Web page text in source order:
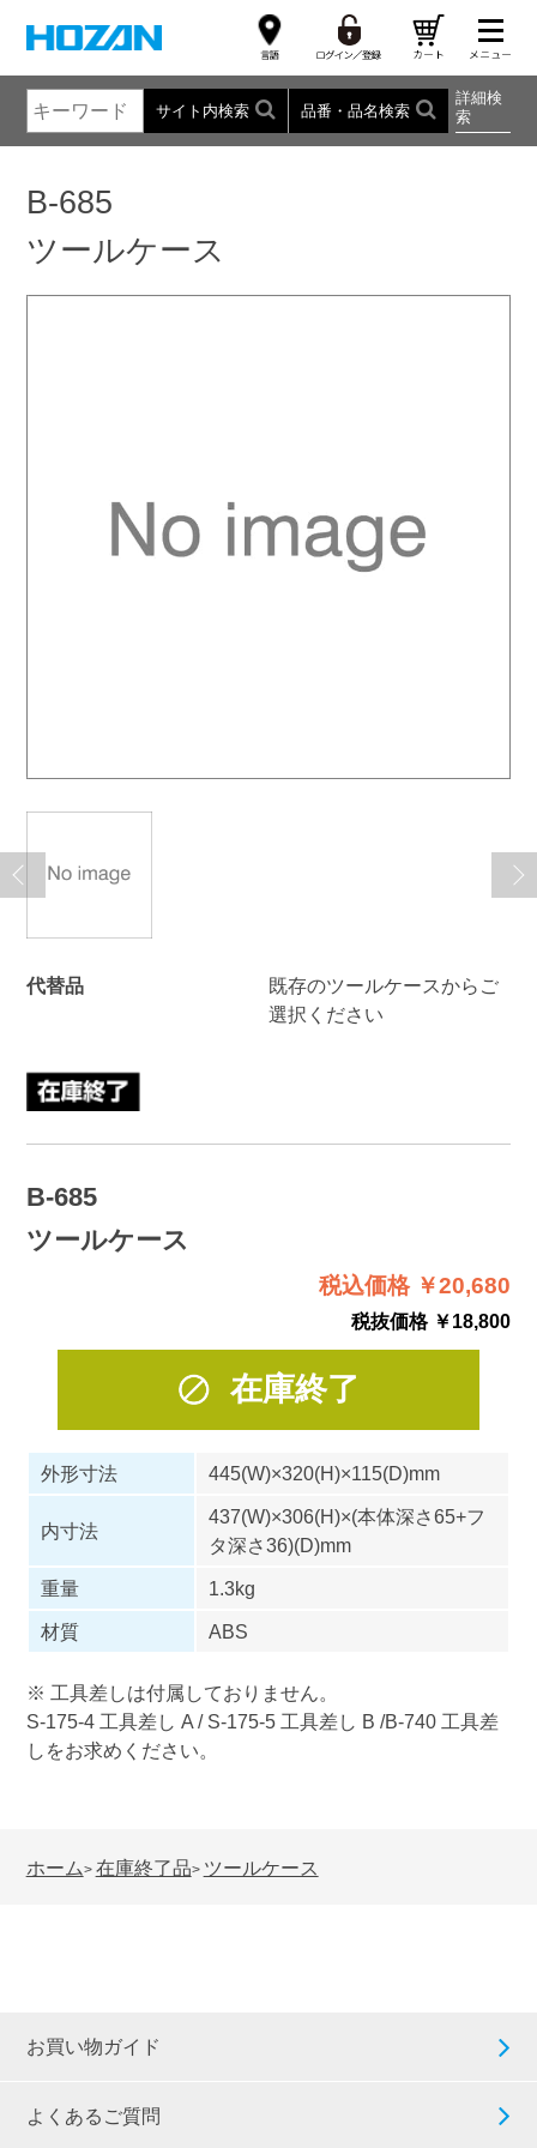
サイト内検索 品番・品名検索
詳細検
索
B-685
ツールケース
代替品
既存のツールケースからご
選択ください
B-685
ツールケース
税込価格 ￥20,680
税抜価格 ￥18,800
在庫終了
外形寸法 445(W)×320(H)×115(D)mm
内寸法
437(W)×306(H)×(本体深さ65+フ
タ深さ36)(D)mm
重量
1.3kg
材質
ABS
※ 工具差しは付属しておりません。
S-175-4 工具差し A / S-175-5 工具差し B /B-740 工具差
しをお求めください。
ホーム> 在庫終了品> ツールケース
お買い物ガイド
よくあるご質問